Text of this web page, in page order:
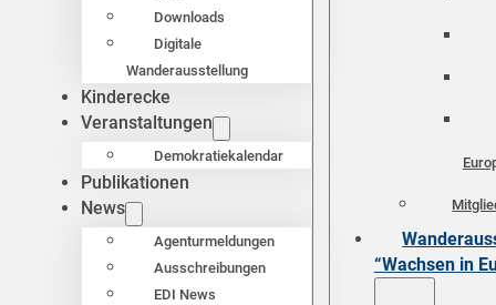
Downloads
Digitale
Wanderausstellung
Kinderecke
Veranstaltungen
Demokratiekalendar
Publikationen
News
Agenturmeldungen
Ausschreibungen
EDI News
“Wachsen in